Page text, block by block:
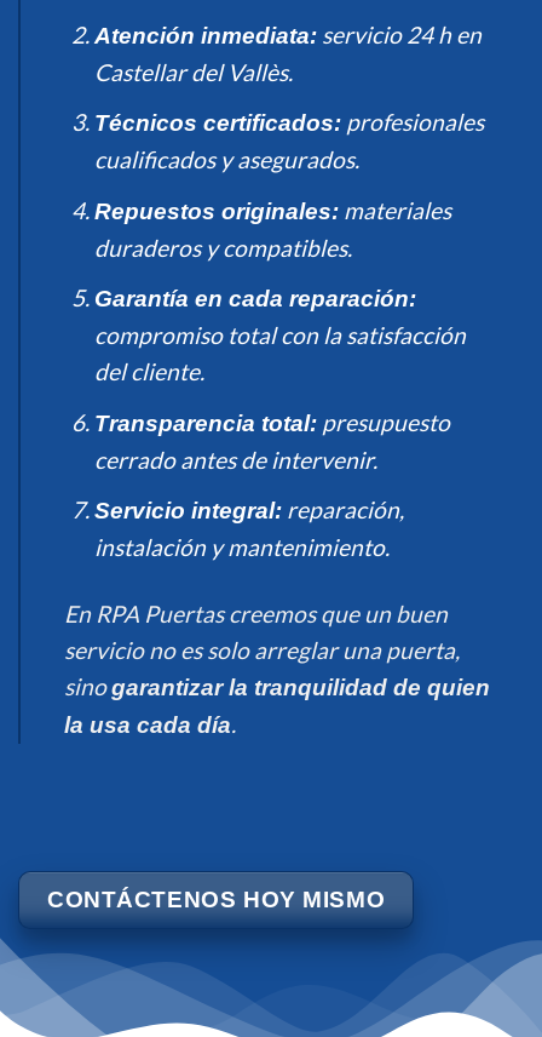
Atención inmediata:servicio 24 h en
Castellar del Vallès.
Técnicos certificados:profesionales
cualificados y asegurados.
Repuestos originales:materiales
duraderos y compatibles.
Garantía en cada reparación:
compromiso total con la satisfacción
del cliente.
Transparencia total:presupuesto
cerrado antes de intervenir.
Servicio integral:reparación,
instalación y mantenimiento.
En RPA Puertas creemos que un buen
servicio no es solo arreglar una puerta,
sinogarantizar la tranquilidad de quien
la usa cada día.
CONTÁCTENOS HOY MISMO